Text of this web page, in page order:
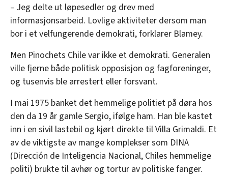
– Jeg delte ut løpesedler og drev med
informasjonsarbeid. Lovlige aktiviteter dersom man
bor i et velfungerende demokrati, forklarer Blamey.
Men Pinochets Chile var ikke et demokrati. Generalen
ville fjerne både politisk opposisjon og fagforeninger,
og tusenvis ble arrestert eller forsvant.
I mai 1975 banket det hemmelige politiet på døra hos
den da 19 år gamle Sergio, ifølge ham. Han ble kastet
inn i en sivil lastebil og kjørt direkte til Villa Grimaldi. Et
av de viktigste av mange komplekser som DINA
(Dirección de Inteligencia Nacional, Chiles hemmelige
politi) brukte til avhør og tortur av politiske fanger.